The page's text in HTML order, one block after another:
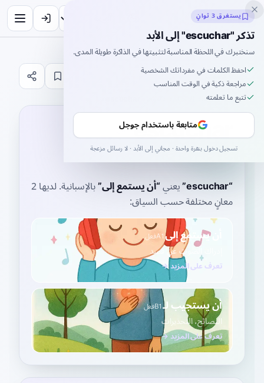
Inklingo
قاموس
الصفحة الرئيسية
escuchar
es-koo-CHAR es.kuˈt͡ʃaɾ
“
escuchar
”يعني“أن يستمع إلى”بالإسبانية . لديها 2
معانٍ مختلفة حسب السياق:
أن يستمع إلىA1فعل
إدراك الصوت عن قصد
تعرف على المزيد →
أن يستجيب لـB1فعل
النصائح، التحذيرات
تعرف على المزيد →
يستغرق 3 ثوانٍ
تذكر "escuchar" إلى الأبد
سنختبرك في اللحظة المناسبة لتثبيتها في الذاكرة طويلة المدى.
احفظ الكلمات في مفرداتك الشخصية
مراجعة ذكية في الوقت المناسب
تتبع ما تعلمته
متابعة باستخدام جوجل
تسجيل دخول بنقرة واحدة · مجاني إلى الأبد · لا رسائل مزعجة